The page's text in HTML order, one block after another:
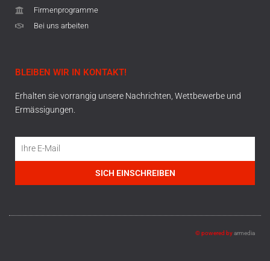
Firmenprogramme
Bei uns arbeiten
BLEIBEN WIR IN KONTAKT!
Erhalten sie vorrangig unsere Nachrichten, Wettbewerbe und
Ermässigungen.
SICH EINSCHREIBEN
© powered byarmedia